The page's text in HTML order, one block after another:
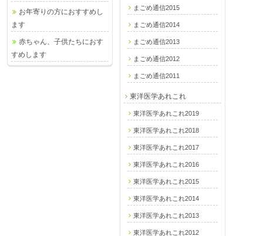
まごめ通信2015
まごめ通信2014
まごめ通信2013
まごめ通信2012
まごめ通信2011
東洋医学あれこれ
東洋医学あれこれ2019
東洋医学あれこれ2018
東洋医学あれこれ2017
東洋医学あれこれ2016
東洋医学あれこれ2015
東洋医学あれこれ2014
東洋医学あれこれ2013
東洋医学あれこれ2012
お年寄りの方におすすめし
ます
赤ちゃん、子供たちにおす
すめします